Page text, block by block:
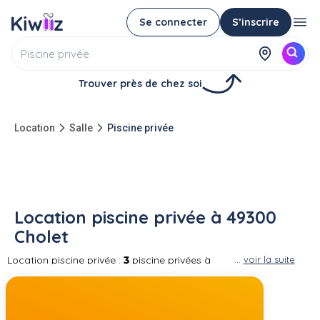
Se connecter S’inscrire
Trouver près de chez soi
Location Salle Piscine privée
Location piscine privée à 49300
Cholet
Location piscine privée : 3 piscine privées à
pouvez louer la piscine privée d'un particulier
voir la suite